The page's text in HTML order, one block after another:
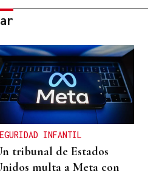
INFANTIL
tribunal de Estados
multa a Meta con